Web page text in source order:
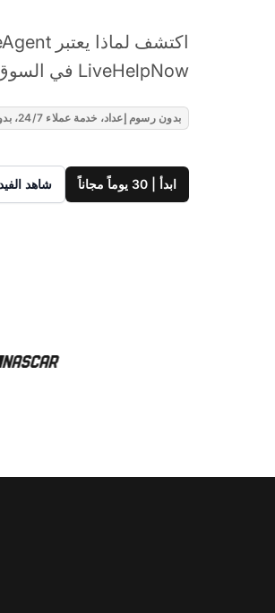
LiveHelpNow في السوق.
بدون رسوم إعداد، خدمة عملاء 24/7، بدون بطاقة ائتمان، إلغاء في أي وقت
ابدأ | 30 يوماً مجاناً شاهد